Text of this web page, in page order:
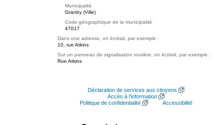
Municipalité
Granby (Ville)
Code géographique de la municipalité
47017
Dans une adresse, on écrirait, par exemple :
10, rue Atkins
Sur un panneau de signalisation routière, on écrirait, par exemple :
Rue Atkins
Déclaration de services aux citoyens
Accès à l’information
Politique de confidentialité
Accessibilité